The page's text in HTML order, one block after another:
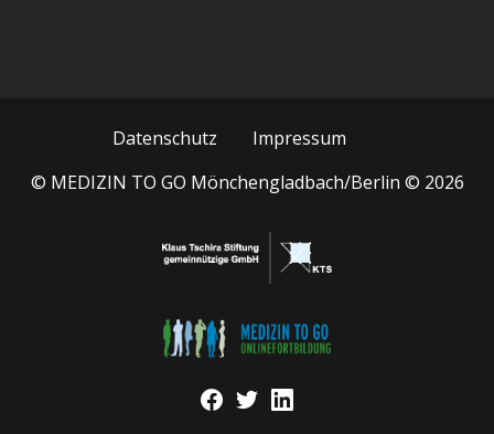
Datenschutz
Impressum
© MEDIZIN TO GO Mönchengladbach/Berlin © 2026